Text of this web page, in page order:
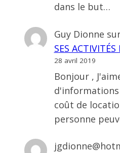
dans le but…
Guy Dionne
SES
28 avril 2019
Bonjour ,
d'informations
coût de
personne